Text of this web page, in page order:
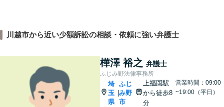
川越市から近い少額訴訟の相談・依頼に強い弁護士
樺澤 裕之 弁護士
ふじみ野法律事務所
埼
玉
県
ふじ
み野
市
上福岡駅
から徒歩8
分
営業時間：09:00
~19:00（平日）